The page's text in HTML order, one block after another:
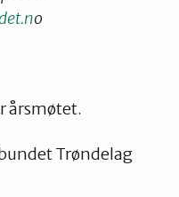
o
årsmøtet.
Trøndelag